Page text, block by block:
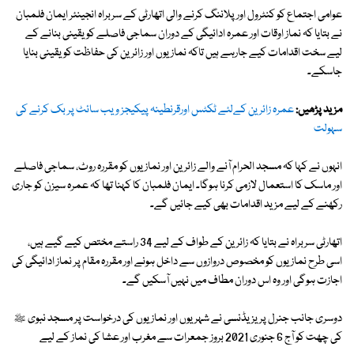
عوامی اجتماع کو کنٹرول اور پلاننگ کرنے والی اتھارٹی کے سربراہ انجینئر ایمان فلمبان
نے بتایا کہ نماز اوقات اور عمرہ ادائیگی کے دوران سماجی فاصلے کو یقینی بنانے کے
لیے سخت اقدامات کیے جارہے ہیں تاکہ نمازیوں اور زائرین کی حفاظت کو یقینی بنایا
جاسکے۔
مزید پڑھیں:عمرہ زائرین کےلئے ٹکٹس اورقرنطینہ پیکیجز ویب سائٹ پر بک کرنے کی
سہولت
انہوں نے کہا کہ مسجد الحرام آنے والے زائرین اور نمازیوں کو مقررہ روٹ، سماجی فاصلے
اور ماسک کا استعمال لازمی کرنا ہوگا۔ ایمان فلمبان کا کہنا تھا کہ عمرہ سیزن کو جاری
رکھنے کے لیے مزید اقدامات بھی کیے جائیں گے۔
اتھارٹی سربراہ نے بتایا کہ زائرین کے طواف کے لیے 34 راستے مختص کیے گیے ہیں،
اسی طرح نمازیوں کو مخصوص دروازوں سے داخل ہونے اور مقررہ مقام پر نماز ادائیگی کی
اجازت ہوگی اور وہ اس دوران مطاف میں نہیں آسکیں گے۔
دوسری جانب جنرل پریزیڈنسی نے شہریوں اور نمازیوں کی درخواست پر مسجد نبوی ﷺ
کی چھت کو آج 6 جنوری 2021 بروز جمعرات سے مغرب اور عشا کی نماز کے لیے